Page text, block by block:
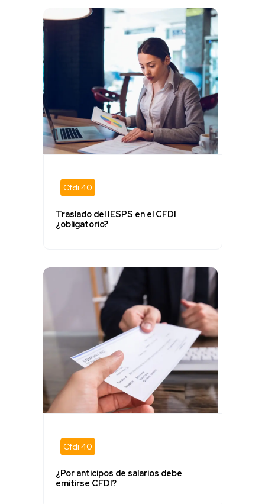
Cfdi 40
Traslado del IESPS en el CFDI
¿obligatorio?
Cfdi 40
¿Por anticipos de salarios debe
emitirse CFDI?